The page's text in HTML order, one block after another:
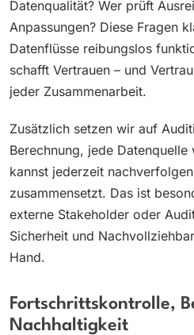
Datenqualität? Wer prüft
Anpassungen? Diese Fragen
Datenflüsse reibungslos
schafft Vertrauen – und
jeder Zusammenarbeit.
Zusätzlich setzen wir auf
Berechnung, jede
kannst jederzeit
zusammensetzt. Das ist
externe Stakeholder oder
Sicherheit und
Hand.
Fortschrittskontrolle,
Nachhaltigkeit